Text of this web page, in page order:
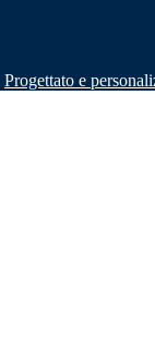
Progettato e